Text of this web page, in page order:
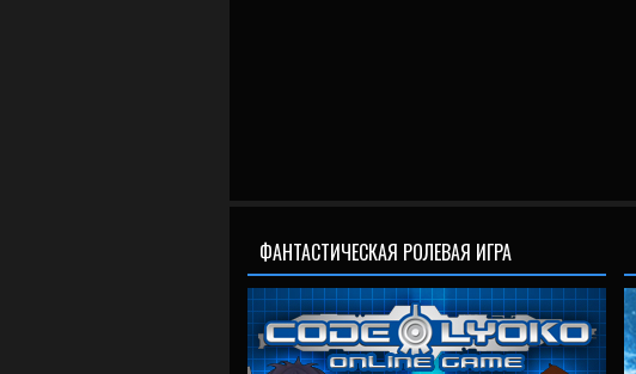
ФАНТАСТИЧЕСКАЯ РОЛЕВАЯ ИГРА